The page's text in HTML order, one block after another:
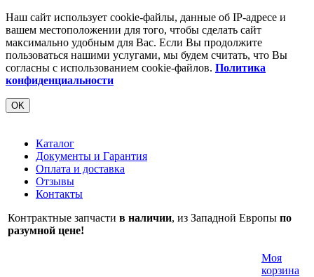
Наш сайт использует cookie-файлы, данные об IP-адресе и
вашем местоположении для того, чтобы сделать сайт
максимально удобным для Вас. Если Вы продолжите
пользоваться нашими услугами, мы будем считать, что Вы
согласны с использованием cookie-файлов. Политика
конфиденциальности
OK
Каталог
Документы и Гарантия
Оплата и доставка
Отзывы
Контакты
Контрактные запчасти в наличии, из Западной Европы по
разумной цене!
Моя
корзина